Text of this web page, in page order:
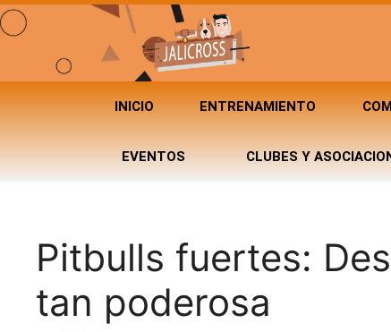
INICIO ENTRENAMIENTO
EVENTOS CLUBES Y
Pitbulls fuertes:
tan poderosa